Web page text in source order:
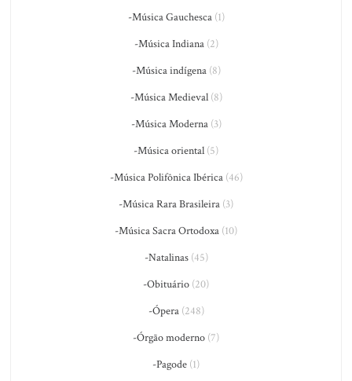
-Música Gauchesca(1)
-Música Indiana(2)
-Música indígena(8)
-Música Medieval(8)
-Música Moderna(3)
-Música oriental (5)
-Música Polifônica Ibérica(46)
-Música Rara Brasileira (3)
-Música Sacra Ortodoxa (10)
-Natalinas(45)
-Obituário (20)
-Ópera(248)
-Órgão moderno (7)
-Pagode (1)